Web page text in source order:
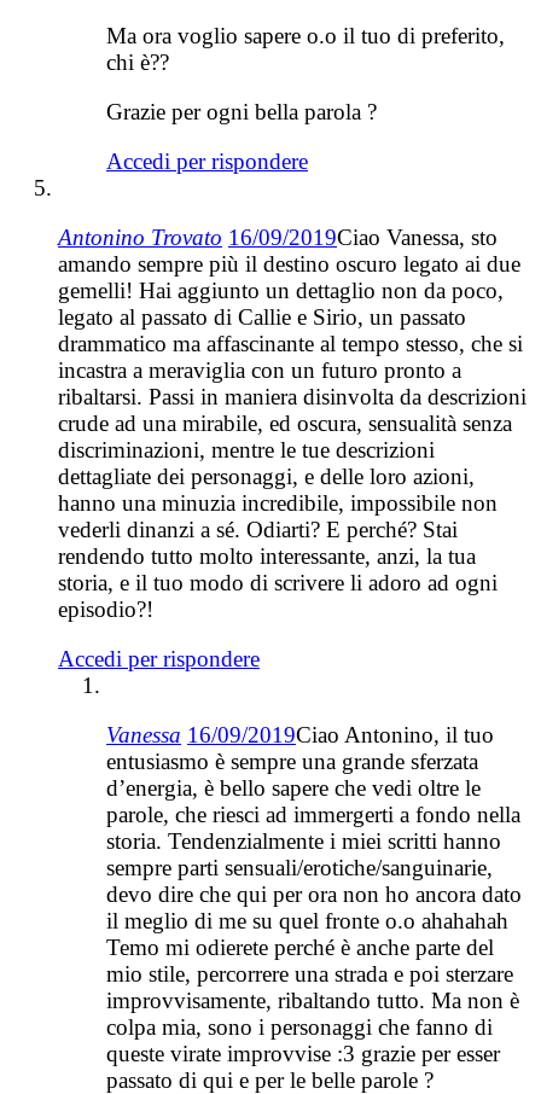
Ma ora voglio sapere o.o il tuo di preferito,
chi è??
Grazie per ogni bella parola ?
Accedi per rispondere
Antonino Trovato 16/09/2019Ciao Vanessa, sto
amando sempre più il destino oscuro legato ai due
gemelli! Hai aggiunto un dettaglio non da poco,
legato al passato di Callie e Sirio, un passato
drammatico ma affascinante al tempo stesso, che si
incastra a meraviglia con un futuro pronto a
ribaltarsi. Passi in maniera disinvolta da descrizioni
crude ad una mirabile, ed oscura, sensualità senza
discriminazioni, mentre le tue descrizioni
dettagliate dei personaggi, e delle loro azioni,
hanno una minuzia incredibile, impossibile non
vederli dinanzi a sé. Odiarti? E perché? Stai
rendendo tutto molto interessante, anzi, la tua
storia, e il tuo modo di scrivere li adoro ad ogni
episodio?!
Accedi per rispondere
Vanessa 16/09/2019Ciao Antonino, il tuo
entusiasmo è sempre una grande sferzata
d’energia, è bello sapere che vedi oltre le
parole, che riesci ad immergerti a fondo nella
storia. Tendenzialmente i miei scritti hanno
sempre parti sensuali/erotiche/sanguinarie,
devo dire che qui per ora non ho ancora dato
il meglio di me su quel fronte o.o ahahahah
Temo mi odierete perché è anche parte del
mio stile, percorrere una strada e poi sterzare
improvvisamente, ribaltando tutto. Ma non è
colpa mia, sono i personaggi che fanno di
queste virate improvvise :3 grazie per esser
passato di qui e per le belle parole ?